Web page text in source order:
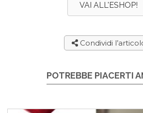
VAI ALL'ESHOP!
Condividi
POTREBBE PIACERTI